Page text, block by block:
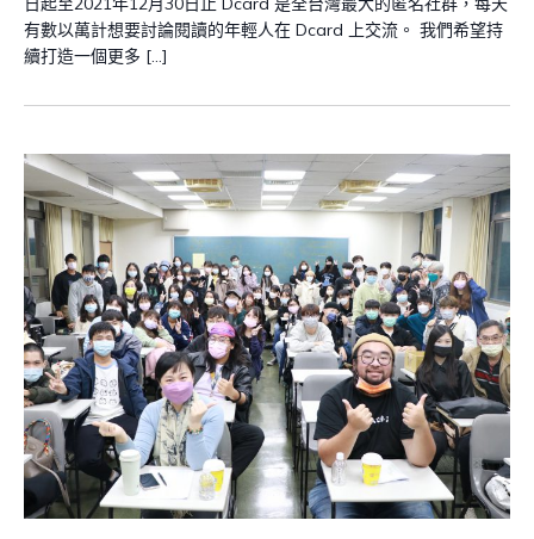
有數以萬計想要討論閱讀的年輕人在 Dcard 上交流。 我們希望持
續打造一個更多 […]